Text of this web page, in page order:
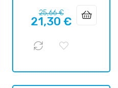
Базовая
цена
25,66 €Цена
21,30 €